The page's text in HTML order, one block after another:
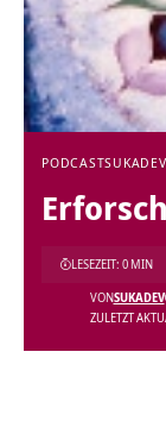
PODCASTSUKADEV
ZULETZT
VONSUKADEV
LESEZEIT: 0 MIN